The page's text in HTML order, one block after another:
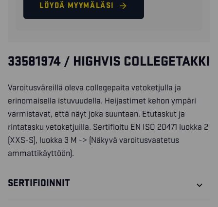
LÖYDÄ MYYMÄLÄSI
33581974 / HIGHVIS COLLEGETAKKI
Varoitusväreillä oleva collegepaita vetoketjulla ja
erinomaisella istuvuudella. Heijastimet kehon ympäri
varmistavat, että näyt joka suuntaan. Etutaskut ja
rintatasku vetoketjuilla. Sertifioitu EN ISO 20471 luokka 2
(XXS-S), luokka 3 M -> (Näkyvä varoitusvaatetus
ammattikäyttöön).
SERTIFIOINNIT